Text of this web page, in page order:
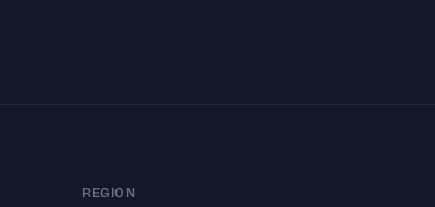
REGION